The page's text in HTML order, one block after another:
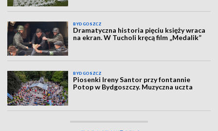
BYDGOSZCZ
Dramatyczna historia pięciu księży wraca
na ekran. W Tucholi kręcą film „Medalik”
BYDGOSZCZ
Piosenki Ireny Santor przy fontannie
Potop w Bydgoszczy. Muzyczna uczta